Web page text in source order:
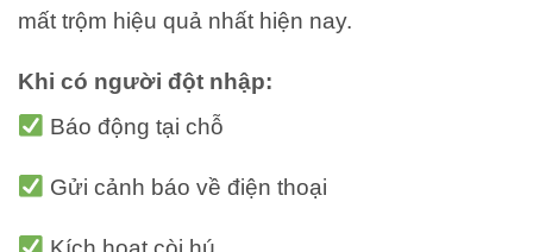
mất trộm hiệu quả nhất hiện nay.
Khi có người đột nhập:
Báo động tại chỗ
Gửi cảnh báo về điện thoại